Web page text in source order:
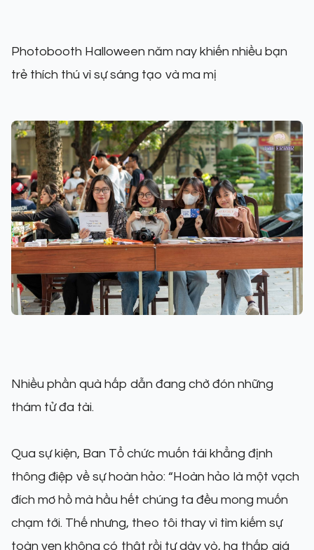
Photobooth Halloween năm nay khiến nhiều bạn
trẻ thích thú vì sự sáng tạo và ma mị
Nhiều phần quà hấp dẫn đang chờ đón những
thám tử đa tài.
Qua sự kiện, Ban Tổ chức muốn tái khẳng định
thông điệp về sự hoàn hảo: “Hoàn hảo là một vạch
đích mơ hồ mà hầu hết chúng ta đều mong muốn
chạm tới. Thế nhưng, theo tôi thay vì tìm kiếm sự
toàn vẹn không có thật rồi tự dày vò, hạ thấp giá